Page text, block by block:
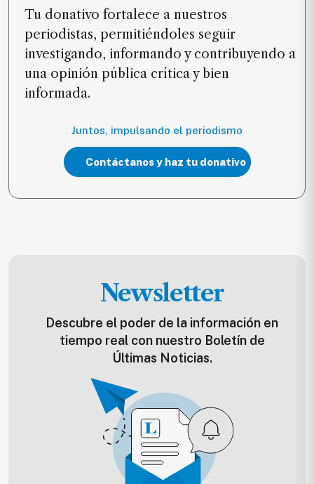
Tu donativo fortalece a nuestros
periodistas, permitiéndoles seguir
investigando, informando y contribuyendo a
una opinión pública crítica y bien
informada.
Juntos, impulsando el periodismo
Contáctanos y haz tu donativo
Newsletter
Descubre el poder de la información en
tiempo real con nuestro Boletín de
Últimas Noticias.